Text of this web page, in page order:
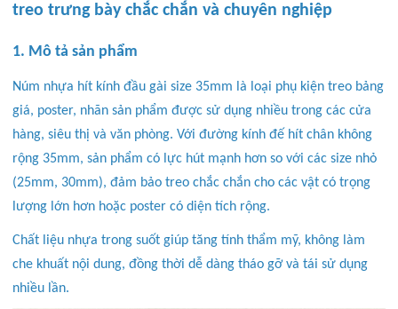
treo trưng bày chắc chắn và chuyên nghiệp
1. Mô tả sản phẩm
Núm nhựa hít kính đầu gài size 35mm là loại phụ kiện treo bảng
giá, poster, nhãn sản phẩm được sử dụng nhiều trong các cửa
hàng, siêu thị và văn phòng. Với đường kính đế hít chân không
rộng 35mm, sản phẩm có lực hút mạnh hơn so với các size nhỏ
(25mm, 30mm), đảm bảo treo chắc chắn cho các vật có trọng
lượng lớn hơn hoặc poster có diện tích rộng.
Chất liệu nhựa trong suốt giúp tăng tính thẩm mỹ, không làm
che khuất nội dung, đồng thời dễ dàng tháo gỡ và tái sử dụng
nhiều lần.